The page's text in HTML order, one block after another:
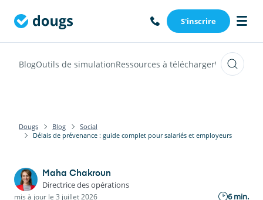
S'inscrire
BlogOutils de simulationRessources à téléchargerWebinars
Dougs Blog
Social
Délais de prévenance : guide complet pour salariés et employeurs
Maha Chakroun
Directrice des opérations
mis à jour le 3 juillet 2026 6 min.